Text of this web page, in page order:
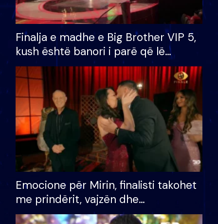
Finalja e madhe e Big Brother VIP 5,
kush është banori i parë që lë
shtëpinë dhe humb mundësinë për
të fituar çmimin e madh
Emocione për Mirin, finalisti takohet
me prindërit, vajzën dhe
bashkëshorten: S’kemi ndonjë letër